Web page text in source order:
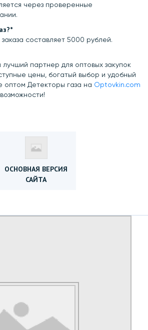
через проверенные
составляет 5000 рублей.
партнер для оптовых закупок
цены, богатый выбор и удобный
оптом Детекторы газа на Optovkin.com
ОСНОВНАЯ ВЕРСИЯ
САЙТА